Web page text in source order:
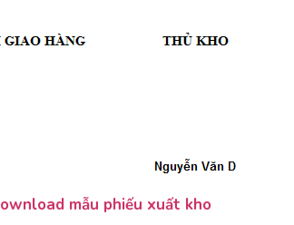
mẫu phiếu xuất kho